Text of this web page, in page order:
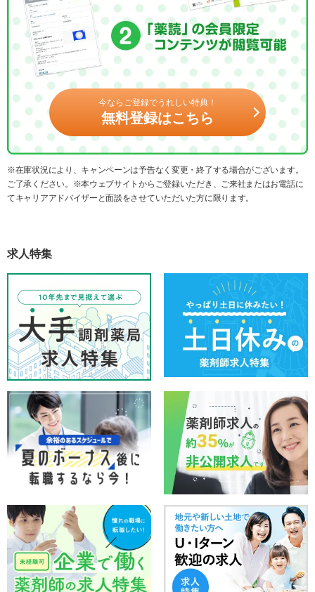
今ならご登録でうれしい特典！
無料登録はこちら
※在庫状況により、キャンペーンは予告なく変更・終了する場合がございます。
ご了承ください。※本ウェブサイトからご登録いただき、ご来社またはお電話に
てキャリアアドバイザーと面談をさせていただいた方に限ります。
求人特集